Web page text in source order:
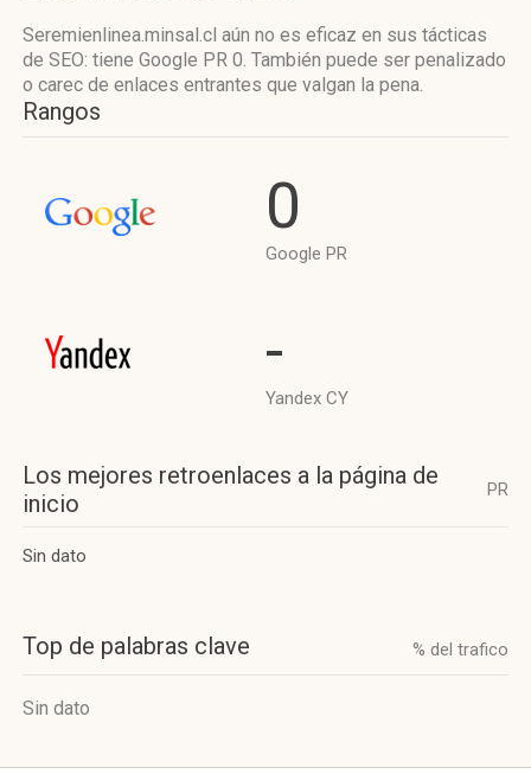
Seremienlinea.minsal.cl aún no es eficaz en sus tácticas
de SEO: tiene Google PR 0. También puede ser penalizado
o carec de enlaces entrantes que valgan la pena.
Rangos
0
Google PR
-
Yandex CY
Los mejores retroenlaces a la página de
inicio
PR
Sin dato
Top de palabras clave % del trafico
Sin dato